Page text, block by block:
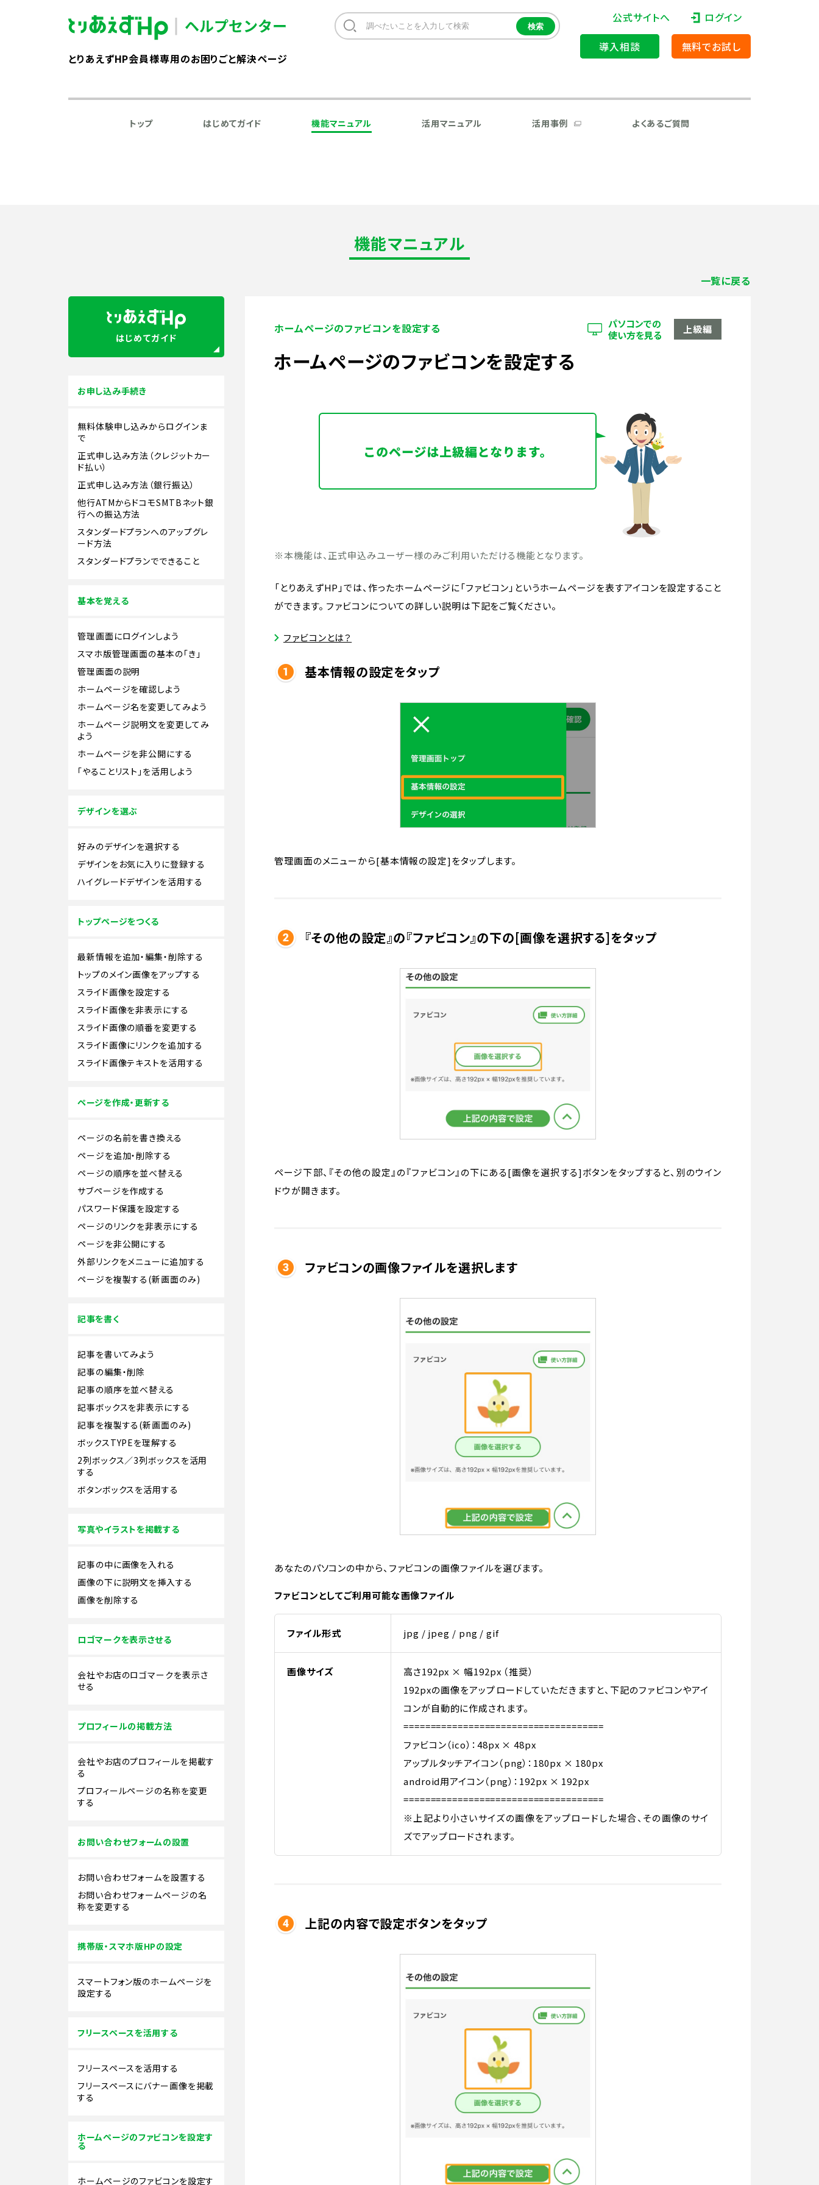
とりあえずHP会員様専用のお困りごと解決ページ
公式サイトへ
ログイン
導入相談
無料でお試し
トップ はじめてガイド 機能マニュアル 活用マニュアル 活用事例 よくあるご質問
機能マニュアル
一覧に戻る
パソコンでの
使い方を見る
上級編
ホームページのファビコンを設定する
ホームページのファビコンを設定する
※本機能は、正式申込みユーザー様のみご利用いただける機能となります。
「とりあえずHP」では、作ったホームページに「ファビコン」というホームページを表すアイコンを設定すること
ができます。 ファビコンについての詳しい説明は下記をご覧ください。
ファビコンとは？
基本情報の設定をタップ
管理画面のメニューから[基本情報の設定]をタップします。
『その他の設定』の『ファビコン』の下の[画像を選択する]をタップ
ページ下部、『その他の設定』の『ファビコン』の下にある[画像を選択する]ボタンをタップすると、別のウイン
ドウが開きます。
ファビコンの画像ファイルを選択します
あなたのパソコンの中から、ファビコンの画像ファイルを選びます。
ファビコンとしてご利用可能な画像ファイル
ファイル形式 jpg / jpeg / png / gif
画像サイズ
高さ192px × 幅192px （推奨）
192pxの画像をアップロードしていただきますと、下記のファビコンやアイ
コンが自動的に作成されます。
=====================================
ファビコン（ico）：48px × 48px
アップルタッチアイコン（png）：180px × 180px
android用アイコン（png）：192px × 192px
=====================================
※上記より小さいサイズの画像をアップロードした場合、その画像のサイ
ズでアップロードされます。
上記の内容で設定ボタンをタップ
はじめてガイド
お申し込み手続き
無料体験申し込みからログインま
で
正式申し込み方法（クレジットカー
ド払い）
正式申し込み方法（銀行振込）
他行ATMからドコモSMTBネット銀
行への振込方法
スタンダードプランへのアップグレ
ード方法
スタンダードプランでできること
基本を覚える
管理画面にログインしよう
スマホ版管理画面の基本の「き」
管理画面の説明
ホームページを確認しよう
ホームページ名を変更してみよう
ホームページ説明文を変更してみ
よう
ホームページを非公開にする
「やることリスト」を活用しよう
デザインを選ぶ
好みのデザインを選択する
デザインをお気に入りに登録する
ハイグレードデザインを活用する
トップページをつくる
最新情報を追加・編集・削除する
トップのメイン画像をアップする
スライド画像を設定する
スライド画像を非表示にする
スライド画像の順番を変更する
スライド画像にリンクを追加する
スライド画像テキストを活用する
ページを作成・更新する
ページの名前を書き換える
ページを追加・削除する
ページの順序を並べ替える
サブページを作成する
パスワード保護を設定する
ページのリンクを非表示にする
ページを非公開にする
外部リンクをメニューに追加する
ページを複製する(新画面のみ)
記事を書く
記事を書いてみよう
記事の編集・削除
記事の順序を並べ替える
記事ボックスを非表示にする
記事を複製する(新画面のみ)
ボックスTYPEを理解する
2列ボックス／3列ボックスを活用
する
ボタンボックスを活用する
写真やイラストを掲載する
記事の中に画像を入れる
画像の下に説明文を挿入する
画像を削除する
ロゴマークを表示させる
会社やお店のロゴマークを表示さ
せる
プロフィールの掲載方法
会社やお店のプロフィールを掲載す
る
プロフィールページの名称を変更
する
お問い合わせフォームの設置
お問い合わせフォームを設置する
お問い合わせフォームページの名
称を変更する
携帯版・スマホ版HPの設定
スマートフォン版のホームページを
設定する
フリースペースを活用する
フリースペースを活用する
フリースペースにバナー画像を掲載
する
ホームページのファビコンを設定す
る
ホームページのファビコンを設定す